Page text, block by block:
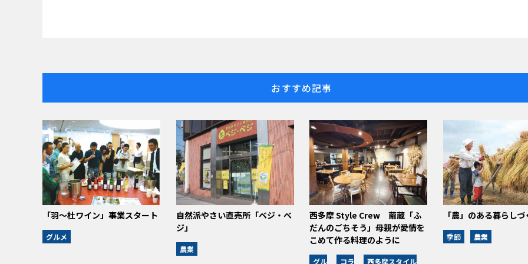
おすすめ記事
「羽〜杜ワイン」事業スタート
グルメ
自然派やさい直売所「ベジ・ベ
ジ」
農業
西多摩 Style Crew 繭蔵「ふ
だんのごちそう」母親が愛情を
こめて作る料理のように
グル コラ 西多摩スタイル
「農」のある暮らしづ
季節 農業